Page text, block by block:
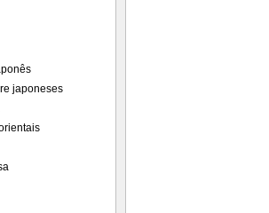
japoneses